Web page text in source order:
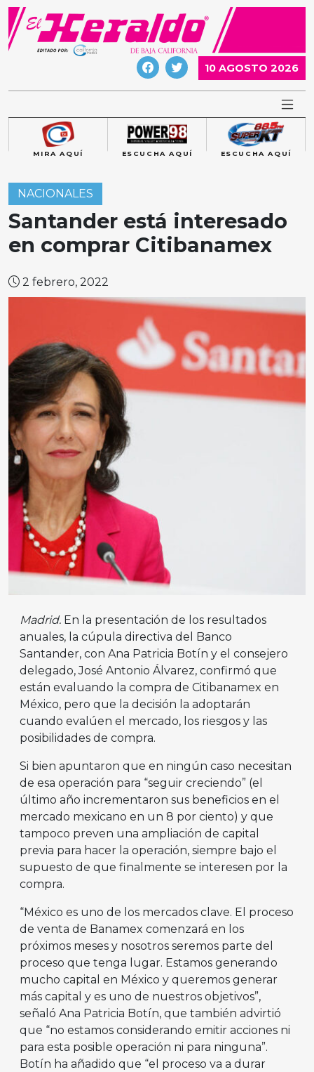
Skip
content
10 AGOSTO 2026
MIRA AQUÍ ESCUCHA AQUÍ ESCUCHA AQUÍ
NACIONALES
Santander está interesado
en comprar Citibanamex
2 febrero, 2022
Madrid. En la presentación de los resultados
anuales, la cúpula directiva del Banco
Santander, con Ana Patricia Botín y el consejero
delegado, José Antonio Álvarez, confirmó que
están evaluando la compra de Citibanamex en
México, pero que la decisión la adoptarán
cuando evalúen el mercado, los riesgos y las
posibilidades de compra.
Si bien apuntaron que en ningún caso necesitan
de esa operación para “seguir creciendo” (el
último año incrementaron sus beneficios en el
mercado mexicano en un 8 por ciento) y que
tampoco preven una ampliación de capital
previa para hacer la operación, siempre bajo el
supuesto de que finalmente se interesen por la
compra.
“México es uno de los mercados clave. El proceso
de venta de Banamex comenzará en los
próximos meses y nosotros seremos parte del
proceso que tenga lugar. Estamos generando
mucho capital en México y queremos generar
más capital y es uno de nuestros objetivos”,
señaló Ana Patricia Botín, que también advirtió
que “no estamos considerando emitir acciones ni
para esta posible operación ni para ninguna”.
Botín ha añadido que “el proceso va a durar